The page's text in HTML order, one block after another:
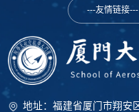
---友情链接---
地址：福建省厦门市翔安